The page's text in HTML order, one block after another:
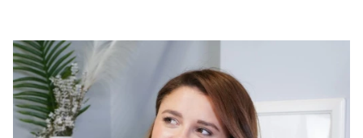
Skincare
Μαλλιά - Νύχια
Μακιγιάζ
Beauty News